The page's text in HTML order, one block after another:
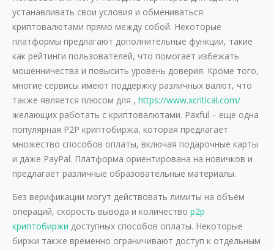
устанавливать свои условия и обмениваться
криптовалютами прямо между собой. Некоторые
платформы предлагают дополнительные функции, такие
как рейтинги пользователей, что помогает избежать
мошенничества и повысить уровень доверия. Кроме того,
многие сервисы имеют поддержку различных валют, что
также является плюсом для , https://www.xcritical.com/
желающих работать с криптовалютами. Paxful – еще одна
популярная P2P криптобиржа, которая предлагает
множество способов оплаты, включая подарочные карты
и даже PayPal. Платформа ориентирована на новичков и
предлагает различные образовательные материалы.
Без верификации могут действовать лимиты на объём
операций, скорость вывода и количество p2p
криптобиржи доступных способов оплаты. Некоторые
биржи также временно ограничивают доступ к отдельным